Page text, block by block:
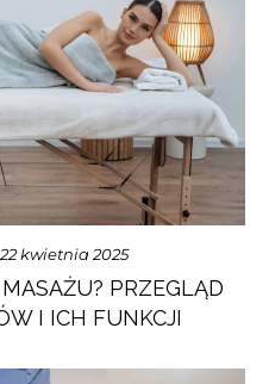
22 kwietnia 2025
PRZEGLĄD
I ICH FUNKCJI